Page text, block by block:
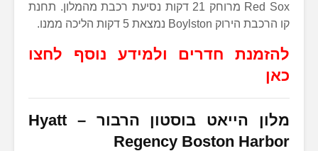
Red Sox מרוחק 21 דקות נסיעת רכבת מהמלון. תחנת
קו הרכבת הירוק Boylston נמצאת 5 דקות הליכה ממנו.
להזמנת חדרים ולמידע נוסף לחצו
כאן
מלון הייאט בוסטון הרבור – Hyatt
Regency Boston Harbor